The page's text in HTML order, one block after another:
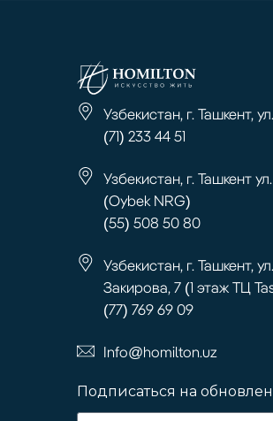
Узбекистан, г. Ташкент,
(71) 233 44 51
Узбекистан, г. Ташкент
(Oybek NRG)
(55) 508 50 80
Узбекистан, г. Ташкент,
Закирова, 7 (1 этаж ТЦ
(77) 769 69 09
Info@homilton.uz
Подписаться на